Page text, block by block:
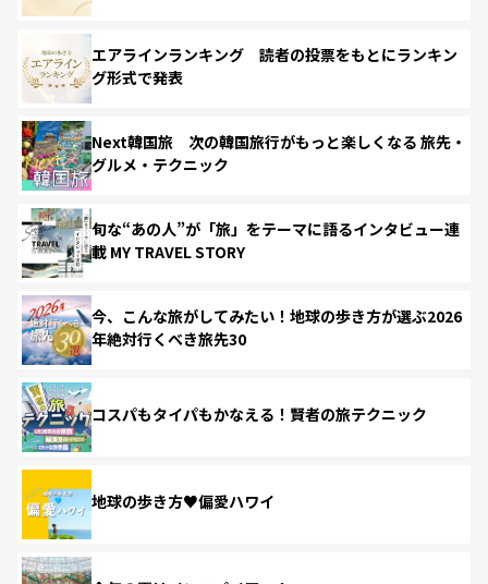
エアラインランキング 読者の投票をもとにランキン
グ形式で発表
Next韓国旅 次の韓国旅行がもっと楽しくなる 旅先・
グルメ・テクニック
旬な“あの人”が「旅」をテーマに語るインタビュー連
載 MY TRAVEL STORY
今、こんな旅がしてみたい！地球の歩き方が選ぶ2026
年絶対行くべき旅先30
コスパもタイパもかなえる！賢者の旅テクニック
地球の歩き方♥偏愛ハワイ